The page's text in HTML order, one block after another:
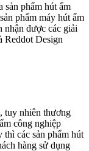
sản phẩm hút ẩm
phẩm máy hút ẩm
nhận được các giải
Reddot Design
tuy nhiên thương
công nghiệp
các sản phẩm hút
hàng sử dụng